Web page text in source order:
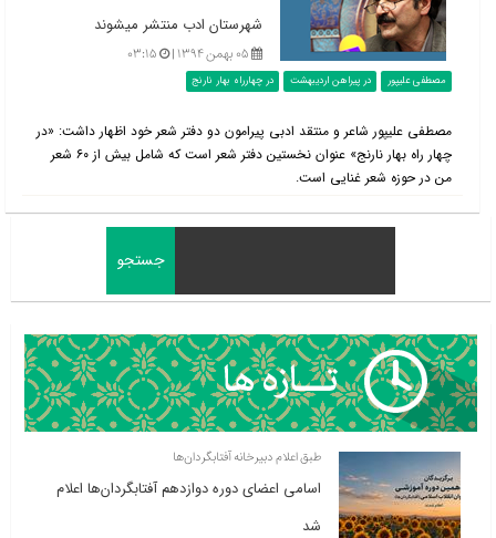
شهرستان ادب منتشر می‎شوند
۰۵ بهمن ۱۳۹۴ | ۰۳:۱۵
مصطفی علیپور در پیراهن اردیبهشت در چهارراه بهار نارنج
مصطفی علیپور شاعر و منتقد ادبی پیرامون دو دفتر شعر خود اظهار داشت: «در
چهار راه بهار نارنج» عنوان نخستین دفتر شعر است که شامل بیش از ۶۰ شعر
من در حوزه شعر غنایی است.
طبق اعلام دبیرخانه آفتابگردان‌ها
اسامی اعضای دوره دوازدهم آفتابگردان‌ها اعلام
شد